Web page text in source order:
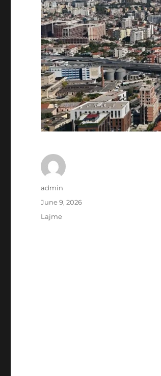
Author
admin
Posted
June 9, 2026
Categories
Lajme